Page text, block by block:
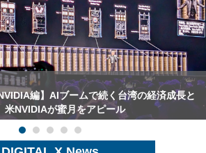
編】AIブームで続く台湾の経済成長と
米NVIDIAが蜜月をアピール